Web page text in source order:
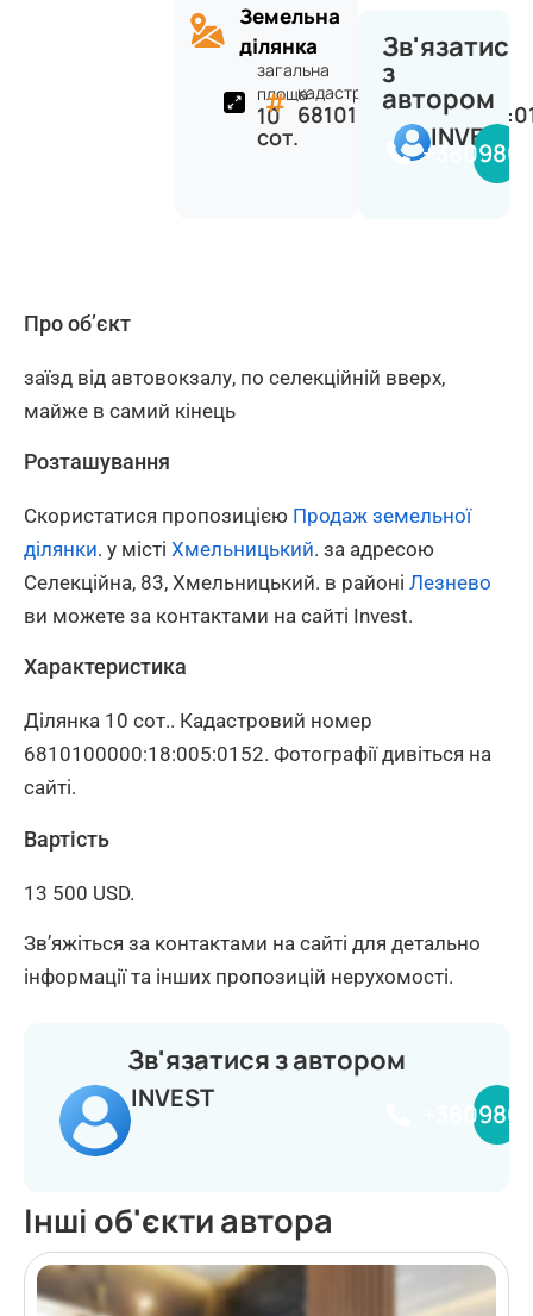
Земельна
ділянка
загальна
площа:
10
сот.
кадастр:
Зв'язатися
з
автором
INVEST
Про об’єкт
заїзд від автовокзалу, по селекційній вверх,
майже в самий кінець
Розташування
Скористатися пропозицією Продаж земельної
ділянки. у місті Хмельницький. за адресою
Селекційна, 83, Хмельницький. в районі Лезнево
ви можете за контактами на сайті Invest.
Характеристика
Ділянка 10 сот.. Кадастровий номер
6810100000:18:005:0152. Фотографії дивіться на
сайті.
Вартість
13 500 USD.
Зв’яжіться за контактами на сайті для детально
інформації та інших пропозицій нерухомості.
Зв'язатися з автором
INVEST
Інші об'єкти автора